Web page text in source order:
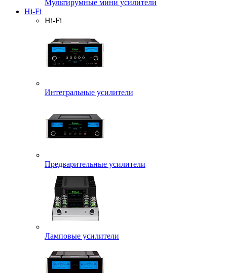
Мультирумные мини усилители
Hi-Fi
Hi-Fi
Интегральные усилители
Предварительные усилители
Ламповые усилители